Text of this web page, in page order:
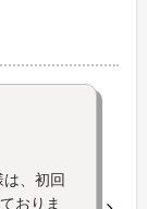
、初回
おりま